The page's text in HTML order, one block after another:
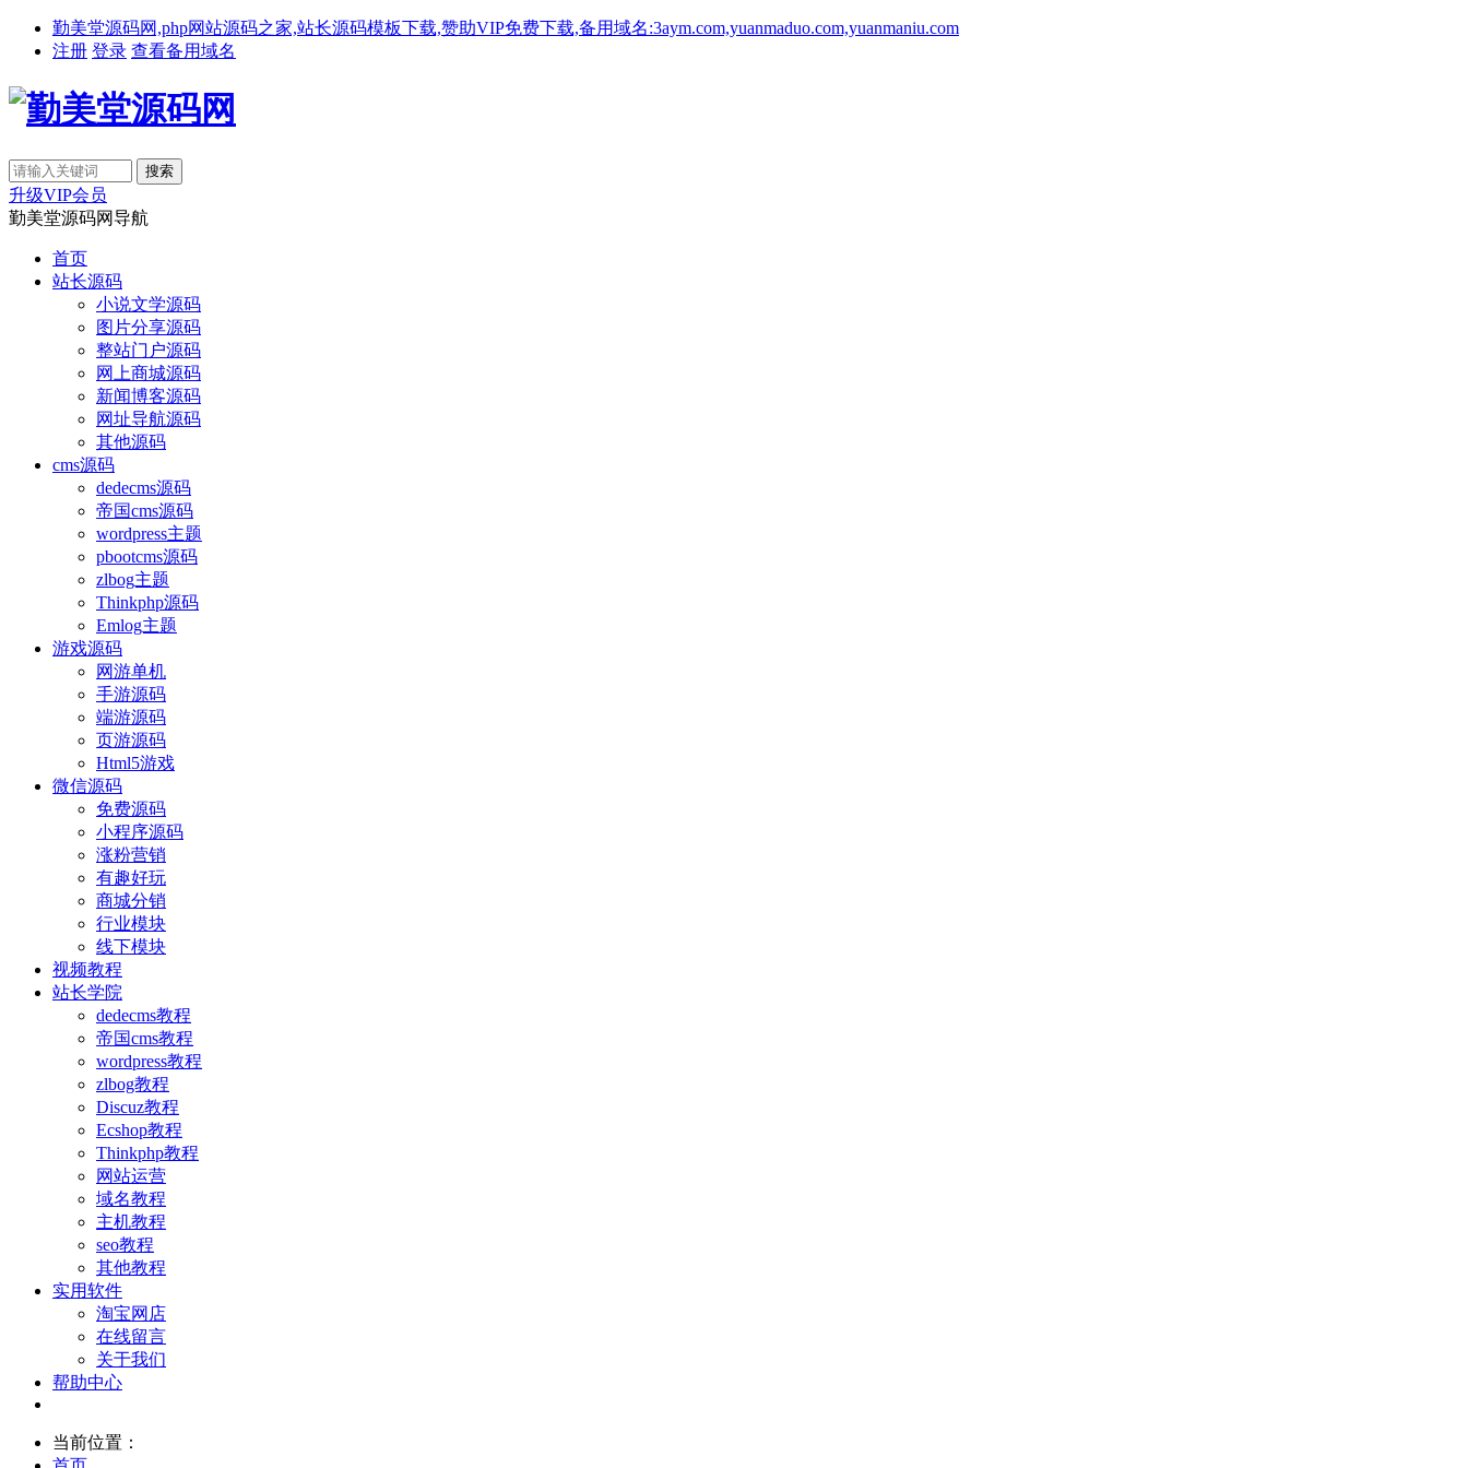
勤美堂源码网,php网站源码之家,站长源码模板下载,赞助VIP免费下载,备用域名:3aym.com,yuanmaduo.com,yuanmaniu.com
注册 登录 查看备用域名
升级VIP会员
勤美堂源码网导航
首页
站长源码
小说文学源码
图片分享源码
整站门户源码
网上商城源码
新闻博客源码
网址导航源码
其他源码
cms源码
dedecms源码
帝国cms源码
wordpress主题
pbootcms源码
zlbog主题
Thinkphp源码
Emlog主题
游戏源码
网游单机
手游源码
端游源码
页游源码
Html5游戏
微信源码
免费源码
小程序源码
涨粉营销
有趣好玩
商城分销
行业模块
线下模块
视频教程
站长学院
dedecms教程
帝国cms教程
wordpress教程
zlbog教程
Discuz教程
Ecshop教程
Thinkphp教程
网站运营
域名教程
主机教程
seo教程
其他教程
实用软件
淘宝网店
在线留言
关于我们
帮助中心
当前位置：